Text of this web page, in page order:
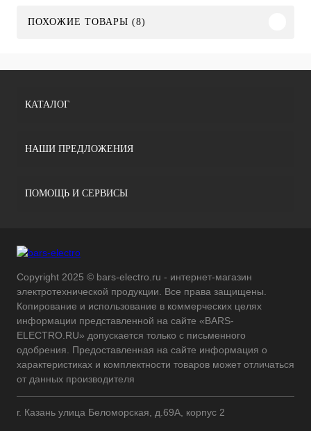
ПОХОЖИЕ ТОВАРЫ (8)
КАТАЛОГ
НАШИ ПРЕДЛОЖЕНИЯ
ПОМОЩЬ И СЕРВИСЫ
Copyright 2025 © bars-electro.ru - интернет-магазин
электротехнической продукции. Все права защищены.
Копирование и использование в коммерческих целях
информации представленной на сайте «BARS-
ELECTRO.RU» допускается только с письменного
одобрения. Предоставленная на сайте информация о
характеристиках и комплектности товаров может отличаться
от данных производителя
г. Казань улица Беломорская, д.69А, корпус 2